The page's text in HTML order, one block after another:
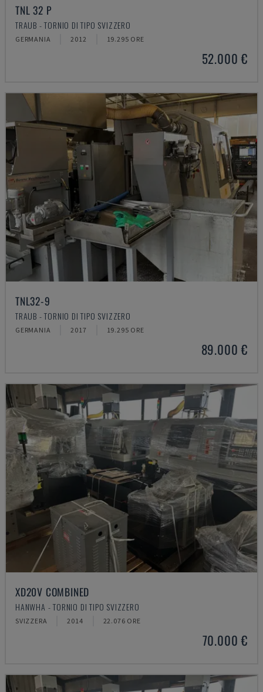
TNL 32 P
TRAUB - TORNIO DI TIPO SVIZZERO
GERMANIA 2012 19.295 ORE
52.000 €
TNL32-9
TRAUB - TORNIO DI TIPO SVIZZERO
GERMANIA 2017 19.295 ORE
89.000 €
XD20V COMBINED
HANWHA - TORNIO DI TIPO SVIZZERO
SVIZZERA 2014 22.076 ORE
70.000 €